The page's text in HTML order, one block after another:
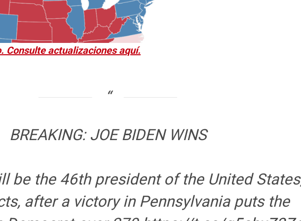
Consulte actualizaciones aquí.
BREAKING: JOE BIDEN WINS
be the 46th president of the United
after a victory in Pennsylvania puts the